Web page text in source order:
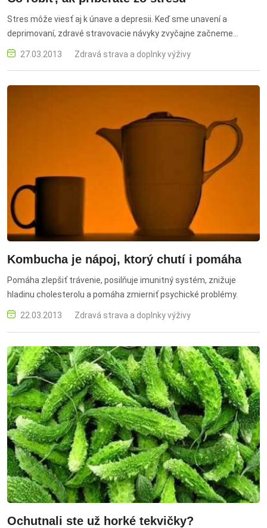
Stres môže viesť aj k únave a depresii. Keď sme unavení a
deprimovaní, zdravé stravovacie návyky zvyčajne začneme
zanedbávať.
27.03.2013 Zdravá strava a doplnky výživy
Kombucha je nápoj, ktorý chutí i pomáha
Pomáha zlepšiť trávenie, posilňuje imunitný systém, znižuje
hladinu cholesterolu a pomáha zmierniť psychické problémy.
22.03.2013 Zdravá strava a doplnky výživy
Ochutnali ste už horké tekvičky?